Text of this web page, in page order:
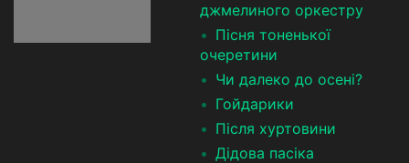
джмелиного оркестру
Пісня тоненької
очеретини
Чи далеко до осені?
Гойдарики
Після хуртовини
Дідова пасіка